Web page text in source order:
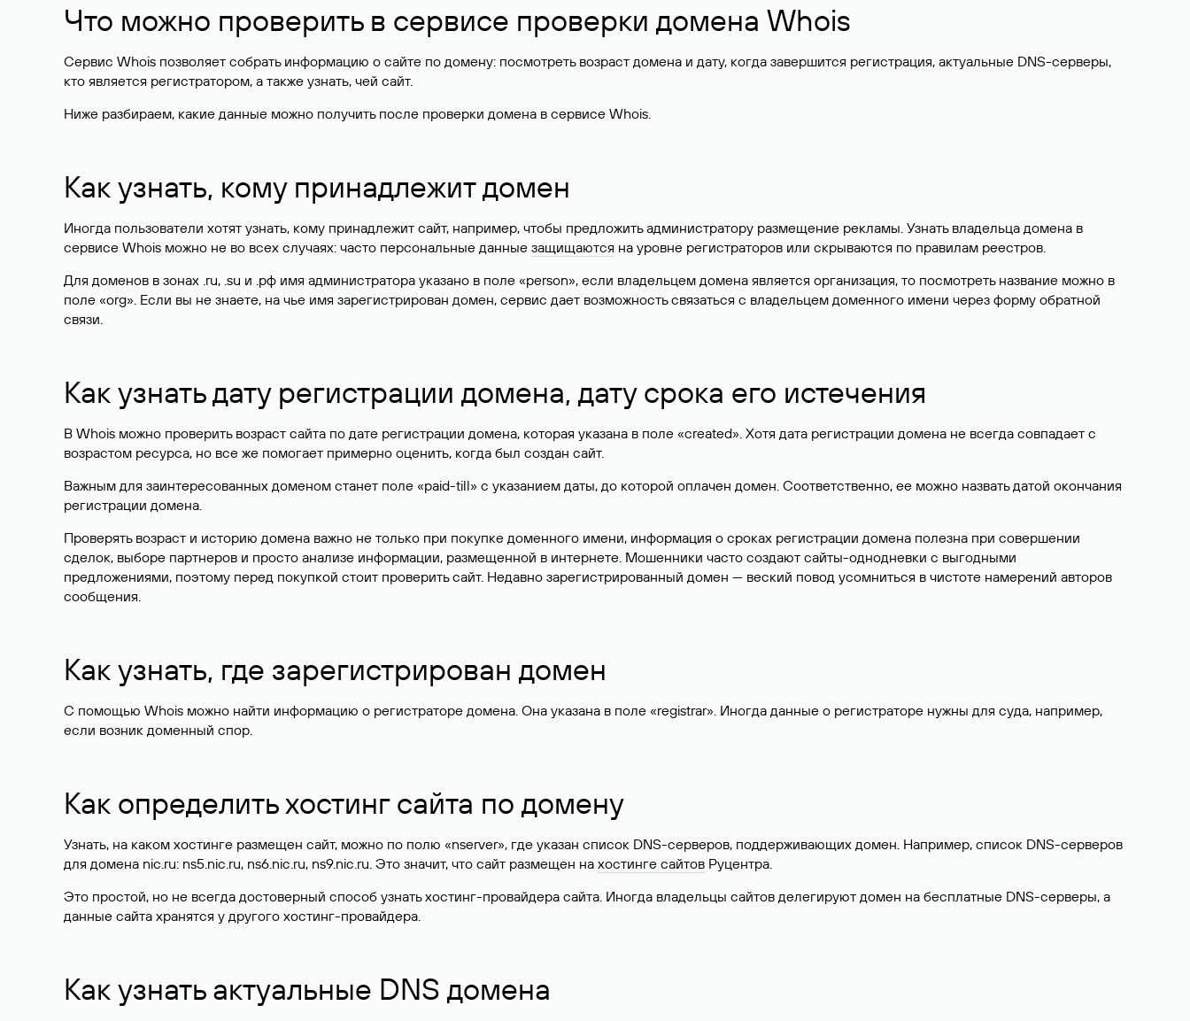
Что можно проверить в сервисе проверки домена Whois
Сервис Whois позволяет собрать информацию о сайте по домену: посмотреть возраст домена и дату, когда завершится регистрация, актуальные DNS-серверы,
кто является регистратором, а также узнать, чей сайт.
Ниже разбираем, какие данные можно получить после проверки домена в сервисе Whois.
Как узнать, кому принадлежит домен
Иногда пользователи хотят узнать, кому принадлежит сайт, например, чтобы предложить администратору размещение рекламы. Узнать владельца домена в
сервисе Whois можно не во всех случаях: часто персональные данные защищаются на уровне регистраторов или скрываются по правилам реестров.
Для доменов в зонах .ru, .su и .рф имя администратора указано в поле «person», если владельцем домена является организация, то посмотреть название можно в
поле «org». Если вы не знаете, на чье имя зарегистрирован домен, сервис дает возможность связаться с владельцем доменного имени через форму обратной
связи.
Как узнать дату регистрации домена, дату срока его истечения
В Whois можно проверить возраст сайта по дате регистрации домена, которая указана в поле «created». Хотя дата регистрации домена не всегда совпадает с
возрастом ресурса, но все же помогает примерно оценить, когда был создан сайт.
Важным для заинтересованных доменом станет поле «paid-till» с указанием даты, до которой оплачен домен. Соответственно, ее можно назвать датой окончания
регистрации домена.
Проверять возраст и историю домена важно не только при покупке доменного имени, информация о сроках регистрации домена полезна при совершении
сделок, выборе партнеров и просто анализе информации, размещенной в интернете. Мошенники часто создают сайты-однодневки с выгодными
предложениями, поэтому перед покупкой стоит проверить сайт. Недавно зарегистрированный домен — веский повод усомниться в чистоте намерений авторов
сообщения.
Как узнать, где зарегистрирован домен
С помощью Whois можно найти информацию о регистраторе домена. Она указана в поле «registrar». Иногда данные о регистраторе нужны для суда, например,
если возник доменный спор.
Как определить хостинг сайта по домену
Узнать, на каком хостинге размещен сайт, можно по полю «nserver», где указан список DNS-серверов, поддерживающих домен. Например, список DNS-серверов
для домена nic.ru: ns5.nic.ru, ns6.nic.ru, ns9.nic.ru. Это значит, что сайт размещен на хостинге сайтов Руцентра.
Это простой, но не всегда достоверный способ узнать хостинг-провайдера сайта. Иногда владельцы сайтов делегируют домен на бесплатные DNS-серверы, а
данные сайта хранятся у другого хостинг-провайдера.
Как узнать актуальные DNS домена